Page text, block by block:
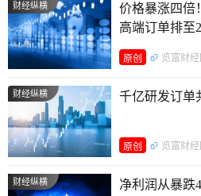
小鹅通在招股书中称，公司已
进过程中的先行者。
私域运营解决方案供应商中排名第
二名多出6.3个百分点。若放至整
公司则以4.4%市占率排名第三。
2025年，私域运营解决方案
财经纵横
价格暴涨四倍
高端订单排至
原创 览富财经
财经纵横 千亿研发订单
原创 览富财经
财经纵横 净利润从暴跌